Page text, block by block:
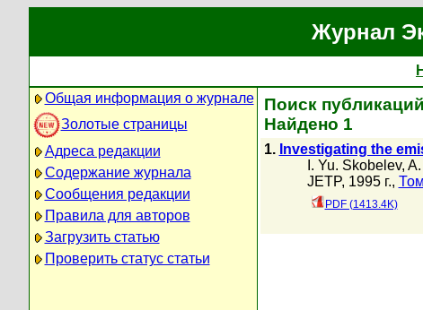
Журнал
Общая информация о журнале
Золотые страницы
Адреса редакции
Содержание журнала
Сообщения редакции
Правила для авторов
Загрузить статью
Проверить статус статьи
Поиск
Найдено 1
1. Investigating the
I. Yu. Skobelev,
JETP, 1995 г.,
PDF (1413.4K)